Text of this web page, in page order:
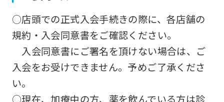
○店頭での正式入会手続きの際に、各店舗の
規約・入会同意書をご確認ください。
入会同意書にご署名を頂けない場合は、ご
入会をお受けできません。予めご了承くださ
い。
○現在、加療中の方、薬を飲んでいる方は診
use
an
automatic
translation
the